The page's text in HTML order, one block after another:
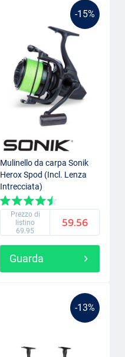
-15%
Mulinello da carpa Sonik
Herox Spod (Incl. Lenza
Intrecciata)
Prezzo di
listino
69.95
59.56
Guarda
-13%